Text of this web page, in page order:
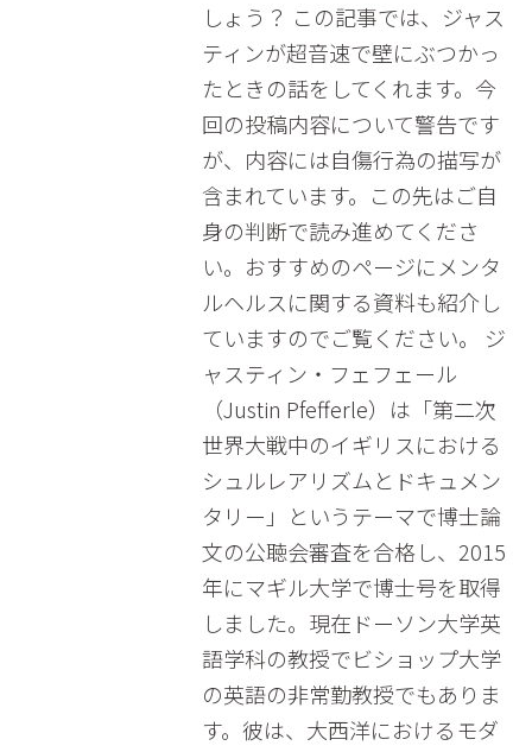
しょう？ この記事では、ジャス
ティンが超音速で壁にぶつかっ
たときの話をしてくれます。今
回の投稿内容について警告です
が、内容には自傷行為の描写が
含まれています。この先はご自
身の判断で読み進めてくださ
い。おすすめのページにメンタ
ルヘルスに関する資料も紹介し
ていますのでご覧ください。 ジ
ャスティン・フェフェール
（Justin Pfefferle）は「第二次
世界大戦中のイギリスにおける
シュルレアリズムとドキュメン
タリー」というテーマで博士論
文の公聴会審査を合格し、2015
年にマギル大学で博士号を取得
しました。現在ドーソン大学英
語学科の教授でビショップ大学
の英語の非常勤教授でもありま
す。彼は、大西洋におけるモダ